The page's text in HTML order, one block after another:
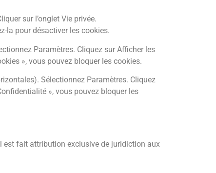
sur l’onglet Vie privée.
la pour désactiver les cookies.
Paramètres. Cliquez sur Afficher les
», vous pouvez bloquer les cookies.
Sélectionnez Paramètres. Cliquez
», vous pouvez bloquer les
est fait attribution exclusive de juridiction aux